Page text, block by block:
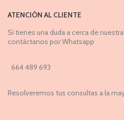
ATENCIÓN AL CLIENTE
Si tienes una duda a cerca de
contáctanos por Whatsapp
664 489 693
Resolveremos tus consultas a la